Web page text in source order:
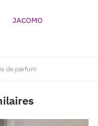
JACOMO
de parfum